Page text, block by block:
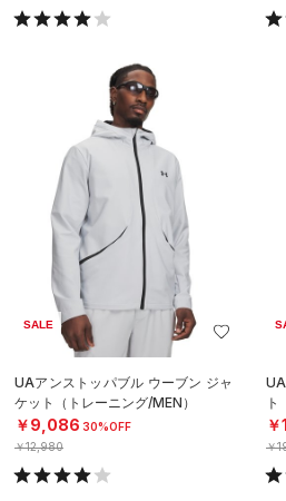
SALE
UAアンストッパブル ウーブン ジャ
ケット（トレーニング/MEN）
￥9,086 30%OFF
￥12,980
ト
￥